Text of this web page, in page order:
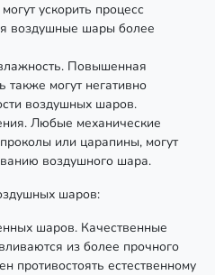
ускорить процесс
воздушные шары более
Повышенная
также могут негативно
воздушных шаров.
Любые механические
или царапины, могут
воздушного шара.
шаров:
шаров. Качественные
из более прочного
противостоять естественному